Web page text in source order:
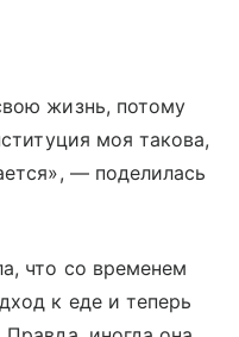
жизнь, потому
моя такова,
— поделилась
что со временем
к еде и теперь